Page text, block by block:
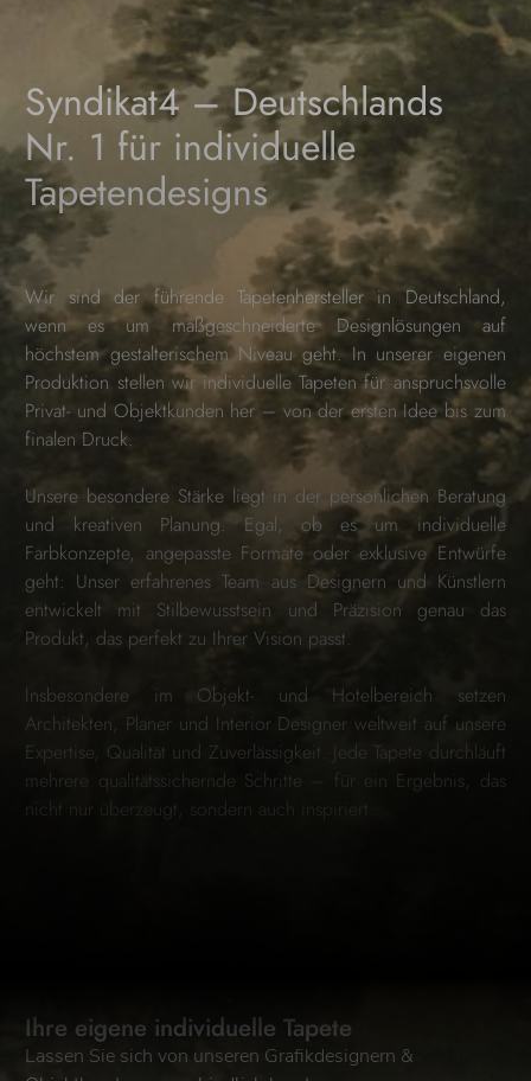
Wir sind der führende Tapetenhersteller in Deutschland,
wenn es um maßgeschneiderte Designlösungen auf
höchstem gestalterischem Niveau geht. In unserer eigenen
Produktion stellen wir individuelle Tapeten für anspruchsvolle
Privat- und Objektkunden her – von der ersten Idee bis zum
finalen Druck.
Unsere besondere Stärke liegt in der persönlichen Beratung
und kreativen Planung. Egal, ob es um individuelle
Farbkonzepte, angepasste Formate oder exklusive Entwürfe
geht: Unser erfahrenes Team aus Designern und Künstlern
entwickelt mit Stilbewusstsein und Präzision genau das
Produkt, das perfekt zu Ihrer Vision passt.
Insbesondere im Objekt- und Hotelbereich setzen
Architekten, Planer und Interior Designer weltweit auf unsere
Expertise, Qualität und Zuverlässigkeit. Jede Tapete durchläuft
mehrere qualitätssichernde Schritte – für ein Ergebnis, das
nicht nur überzeugt, sondern auch inspiriert.
Syndikat4 – Deutschlands
Nr. 1 für individuelle
Tapetendesigns
Ihre eigene individuelle Tapete
Lassen Sie sich von unseren Grafikdesignern &